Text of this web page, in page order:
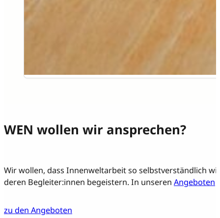
WEN wollen wir ansprechen?
Wir wollen, dass Innenweltarbeit so selbstverständlich
deren Begleiter:innen begeistern. In unseren Angeboten
zu den Angeboten